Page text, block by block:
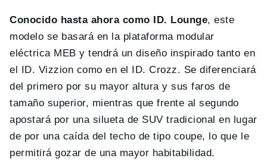
Conocido hasta ahora como ID. Lounge, este
modelo se basará en la plataforma modular
eléctrica MEB y tendrá un diseño inspirado tanto en
el ID. Vizzion como en el ID. Crozz. Se diferenciará
del primero por su mayor altura y sus faros de
tamaño superior, mientras que frente al segundo
apostará por una silueta de SUV tradicional en lugar
de por una caída del techo de tipo coupe, lo que le
permitirá gozar de una mayor habitabilidad.